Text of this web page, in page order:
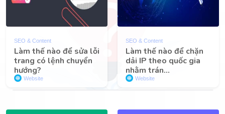
SEO & Content
Làm thế nào để sửa lỗi
trang có lệnh chuyển
hướng?
Website
SEO & Content
Làm thế nào để chặn
dải IP theo quốc gia
nhằm trán...
Website